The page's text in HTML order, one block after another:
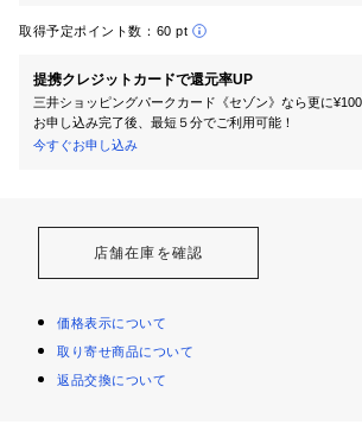
取得予定ポイント数： 60 pt
提携クレジットカードで還元率UP
三井ショッピングパークカード《セゾン》なら更に¥100
お申し込み完了後、最短５分でご利用可能！
今すぐお申し込み
店舗在庫を確認
価格表示について
取り寄せ商品について
返品交換について